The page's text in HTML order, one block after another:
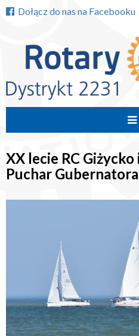
Dołącz do nas na Facebooku
XX lecie RC
Puchar